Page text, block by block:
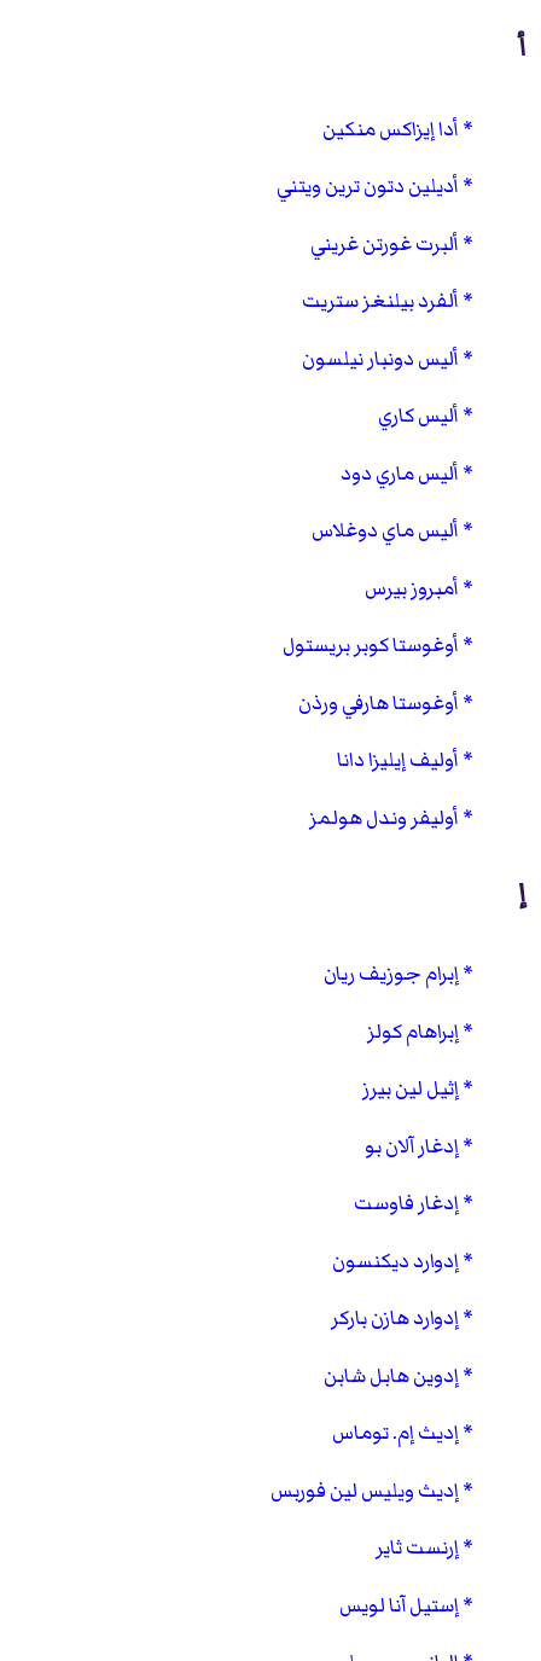
أ
أدا إيزاكس منكين
أديلين دتون ترين ويتني
ألبرت غورتن غريني
ألفرد بيلنغز ستريت
أليس دونبار نيلسون
أليس كاري
أليس ماري دود
أليس ماي دوغلاس
أمبروز بيرس
أوغوستا كوبر بريستول
أوغوستا هارفي ورذن
أوليف إيليزا دانا
أوليفر وندل هولمز
إ
إبرام جوزيف ريان
إبراهام كولز
إثيل لين بيرز
إدغار آلان بو
إدغار فاوست
إدوارد ديكنسون
إدوارد هازن باركر
إدوين هابل شابن
إديث إم. توماس
إديث ويليس لين فوربس
إرنست ثاير
إستيل آنا لويس